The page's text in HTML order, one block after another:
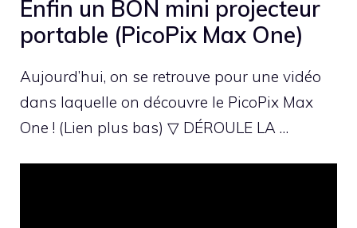
Enfin un BON mini projecteur
portable (PicoPix Max One)
Aujourd’hui, on se retrouve pour une vidéo
dans laquelle on découvre le PicoPix Max
One ! (Lien plus bas) ▽ DÉROULE LA …